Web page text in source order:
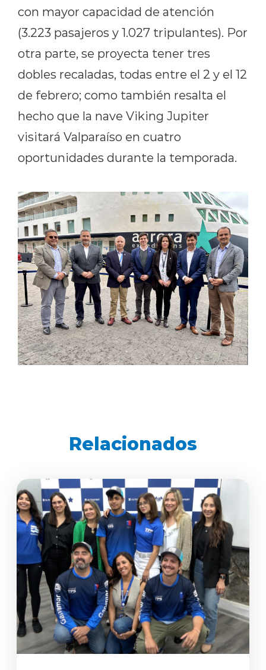
con mayor capacidad de atención
(3.223 pasajeros y 1.027 tripulantes). Por
otra parte, se proyecta tener tres
dobles recaladas, todas entre el 2 y el 12
de febrero; como también resalta el
hecho que la nave Viking Jupiter
visitará Valparaíso en cuatro
oportunidades durante la temporada.
Relacionados